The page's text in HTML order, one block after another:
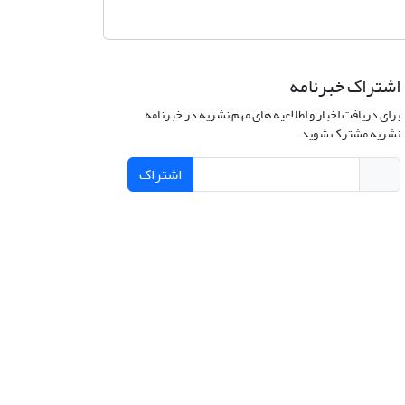
اشتراک خبرنامه
برای دریافت اخبار و اطلاعیه های مهم نشریه در خبرنامه
نشریه مشترک شوید.
اشتراک